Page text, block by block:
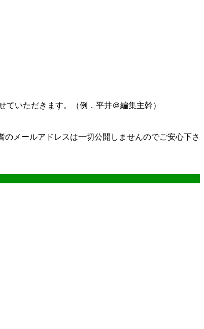
いただきます。（例．平井＠編集主幹）
メールアドレスは一切公開しませんのでご安心下さ